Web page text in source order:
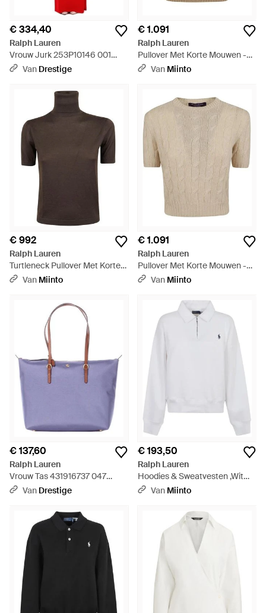
€ 334,40
Ralph Lauren
Vrouw Jurk 253P10146 001
Geweven Jurken Rood - Rood
Van Drestige
€ 1.091
Ralph Lauren
Pullover Met Korte Mouwen -
BruinVan Miinto
€ 992
Ralph Lauren
Turtleneck Pullover Met Korte
Mouwen - Bruin
Van Miinto
€ 1.091
Ralph Lauren
Pullover Met Korte Mouwen -
BruinVan Miinto
€ 137,60
Ralph Lauren
Vrouw Tas 431916737 047
Keaton 26 Tote Medium Suiker
Van Drestige
€ 193,50
Ralph Lauren
Hoodies & Sweatvesten ,Wit
,Katoen Sweatshirt Met Halve
Van Miinto